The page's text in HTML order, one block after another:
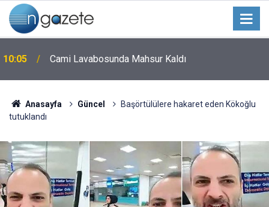
10:05 Cami Lavabosunda Mahsur Kaldı
Anasayfa Güncel
Başörtülülere hakaret eden Kökoğlu
tutuklandı